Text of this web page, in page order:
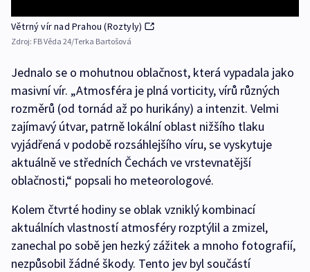
Větrný vír nad Prahou (Roztyly)
Zdroj: FB Věda 24/Terka Bartošová
Jednalo se o mohutnou oblačnost, která vypadala jako
masivní vír. „Atmosféra je plná vorticity, vírů různých
rozměrů (od tornád až po hurikány) a intenzit. Velmi
zajímavý útvar, patrně lokální oblast nižšího tlaku
vyjádřená v podobě rozsáhlejšího víru, se vyskytuje
aktuálně ve středních Čechách ve vrstevnatější
oblačnosti,“ popsali ho meteorologové.
Kolem čtvrté hodiny se oblak vzniklý kombinací
aktuálních vlastností atmosféry rozptýlil a zmizel,
zanechal po sobě jen hezký zážitek a mnoho fotografií,
nezpůsobil žádné škody. Tento jev byl součástí